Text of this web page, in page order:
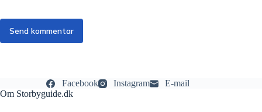
Send kommentar
Facebook Instagram
E-mail
Om Storbyguide.dk